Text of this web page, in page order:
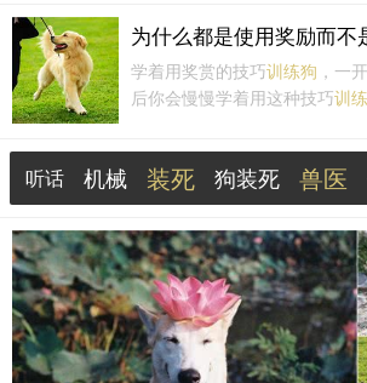
柔善良，对人类友好温顺。当
分是天生的，这与祖先的遗传
和调教，对于训练狗狗的性格
为什么都是使用奖励而不
学着用奖赏的技巧训练狗 ，一
后你会慢慢学着用这种技巧训
的宠物会变得善于偷偷摸摸或
的狗狗不会觉得训练是一种愉
的逼迫...
听话 机械 装死 狗装死 兽医
宠物 坐下 成长